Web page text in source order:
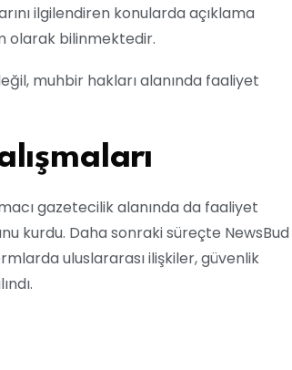
ilgilendiren konularda açıklama
olarak bilinmektedir.
muhbir hakları alanında faaliyet
gazetecilik alanında da faaliyet
kurdu. Daha sonraki süreçte NewsBud
uluslararası ilişkiler, güvenlik